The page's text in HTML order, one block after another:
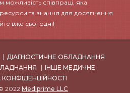
співпраці, яка
та знання для досягнення
вже сьогодні!
ДІАГНОСТИЧНЕ ОБЛАДНАННЯ
ІНШЕ МЕДИЧНЕ
КОНФІДЕНЦІЙНОСТІ
2022 Mediprime LLC